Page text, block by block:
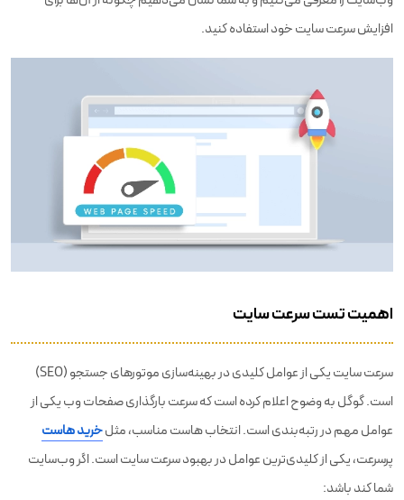
افزایش سرعت سایت خود استفاده کنید.
اهمیت تست سرعت سایت
سرعت سایت یکی از عوامل کلیدی در بهینه‌سازی موتورهای جستجو (SEO)
است. گوگل به وضوح اعلام کرده است که سرعت بارگذاری صفحات وب یکی از
عوامل مهم در رتبه‌بندی است. انتخاب هاست مناسب، مثلخرید هاست
پرسرعت، یکی از کلیدی‌ترین عوامل در بهبود سرعت سایت است. اگر وب‌سایت
شما کند باشد: